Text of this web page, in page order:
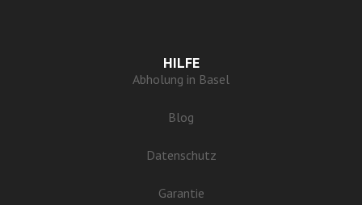
HILFE
Abholung in Basel
Blog
Datenschutz
Garantie